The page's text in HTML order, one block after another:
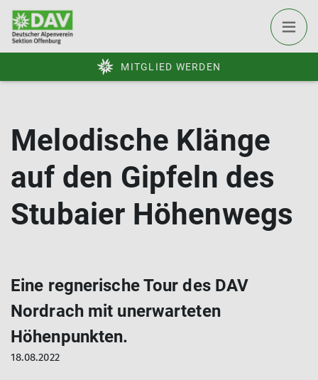
MITGLIED WERDEN
Melodische Klänge
auf den Gipfeln des
Stubaier Höhenwegs
Eine regnerische Tour des DAV
Nordrach mit unerwarteten
Höhenpunkten.
18.08.2022